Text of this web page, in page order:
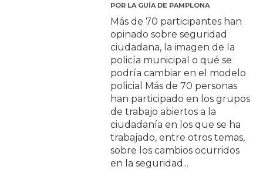
POR LA GUÍA DE PAMPLONA
Más de 70 participantes han
opinado sobre seguridad
ciudadana, la imagen de la
policía municipal o qué se
podría cambiar en el modelo
policial Más de 70 personas
han participado en los grupos
de trabajo abiertos a la
ciudadanía en los que se ha
trabajado, entre otros temas,
sobre los cambios ocurridos
en la seguridad...